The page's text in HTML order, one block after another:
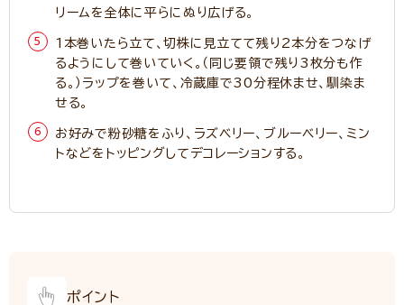
リームを全体に平らにぬり広げる。
1本巻いたら立て、切株に見立てて残り2本分をつなげ
るようにして巻いていく。（同じ要領で残り3枚分も作
る。）ラップを巻いて、冷蔵庫で30分程休ませ、馴染ま
せる。
お好みで粉砂糖をふり、ラズベリー、ブルーベリー、ミン
トなどをトッピングしてデコレーションする。
ポイント